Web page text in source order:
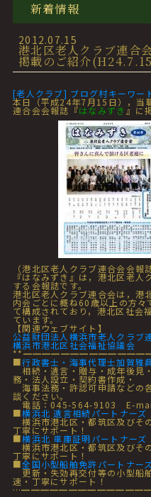
新着情報
2012.07.15
港北区老人クラブ連合
掲載のご紹介
[老人クラブ] ブログ村キーワー
本日（平成24年7月15日），当
連合会会報誌『はなみずき 』に
（港北区老人クラブ連合会会報
『はなみずき』は，港北区老
する会報誌です。
港北区老人クラブ連合会は，港
内会ごとに概ね60歳以上の方々
て構成されており，港北区社会
ています。
【関連ウェブサイト】
公益財団法人横浜市老人クラブ
横浜市港北区社会福祉協議会
■行政書士・海事代理士加賀雅
相続・遺言・贈与・成年後見
務・法人設立・契約書作成・
海事法務・許認可申請などの
談ください。
電話：045-564-9103 E-
■横浜北 遺言相続パートナーズ
横浜市港北区・都筑区及びそ
丁寧にサポート！
■横浜北 車庫証明パートナーズ
横浜市港北区・都筑区及びそ
丁寧にサポート！
■全国小型船舶免許パートナー
更新・失効再交付等の小型船
速・丁寧にサポート！